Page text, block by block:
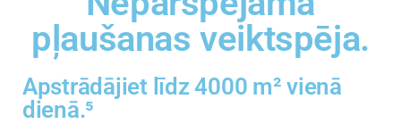
pļaušanas veiktspēja.
Apstrādājiet līdz 4000 m² vienā
dienā.⁵